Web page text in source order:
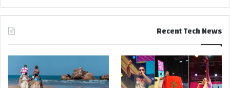
Recent Tech News